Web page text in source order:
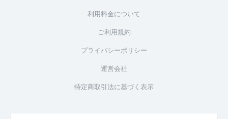
利用料金について
ご利用規約
プライバシーポリシー
運営会社
特定商取引法に基づく表示